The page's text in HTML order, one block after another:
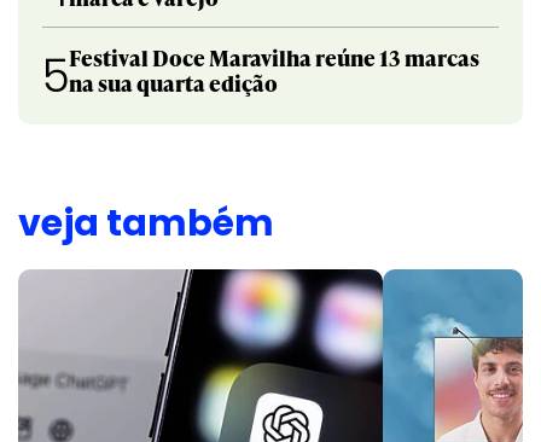
5Festival Doce Maravilha reúne 13 marcas
na sua quarta edição
veja também